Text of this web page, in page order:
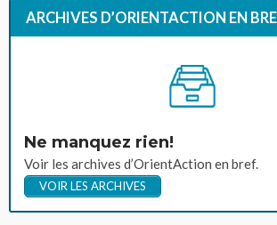
ARCHIVES D’ORIENTACTION EN
Ne manquez rien!
Voir les archives d’OrientAction en bref.
VOIR LES ARCHIVES